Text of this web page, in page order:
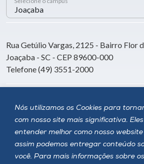
Nós utilizamos os Cookies para
com nosso site mais significativa.
entender melhor como nosso
assim podemos entregar conteúdo
você. Para mais informações sobre
Rua Getúlio Vargas, 2125 - Bairro Flor
Joaçaba - SC - CEP 89600-000
Telefone (49) 3551-2000
Siga a Unoesc